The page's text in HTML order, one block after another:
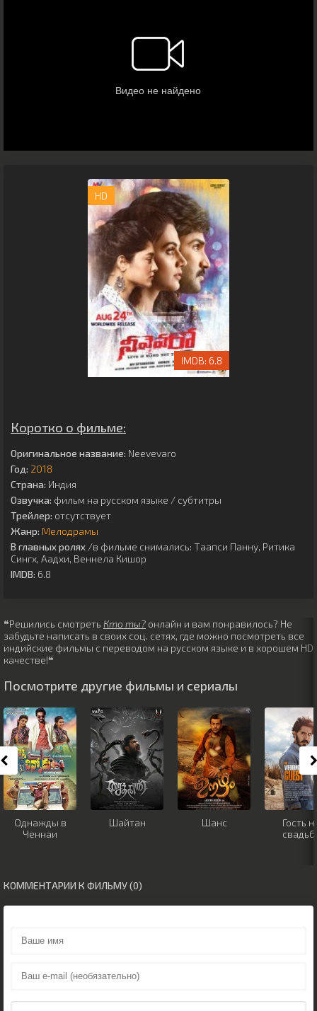
HD
6.8
Коротко о фильме:
Оригинальное название: Neevevaro
Год: 2018
Страна: Индия
Озвучка: фильм на русском языке / субтитры
Трейлер: отсутствует
Жанр: Мелодрамы
В главных ролях /в фильме снимались: Таапси Панну, Ритика
Сингх, Аадхи, Веннела Кишор
IMDB: 6.8
❝Решились смотреть Кто ты? онлайн и вам понравилось? Не
забудьте написать в своих соц. сетях, где можно посмотреть все
индийские фильмы с переводом на русском языке и в хорошем HD
качестве!❝
Посмотрите другие фильмы и сериалы
Однажды в
Ченнаи
Шайтан Шанс
Гость
КОММЕНТАРИИ К ФИЛЬМУ (0)